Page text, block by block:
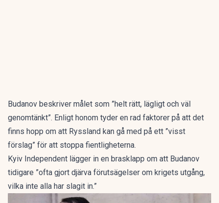
Budanov beskriver målet som ”helt rätt, lägligt och väl
genomtänkt”. Enligt honom tyder en rad faktorer på att det
finns hopp om att Ryssland kan gå med på ett ”visst
förslag” för att stoppa fientligheterna.
Kyiv Independent lägger in en brasklapp om att Budanov
tidigare ”ofta gjort djärva förutsägelser om krigets utgång,
vilka inte alla har slagit in.”